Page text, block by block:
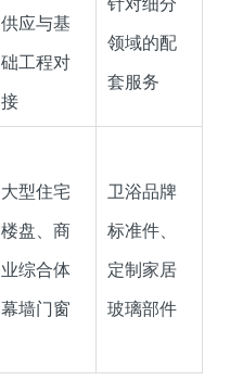
供应与基
础工程对
接
领域的配
套服务
大型住宅
楼盘、商
业综合体
幕墙门窗
卫浴品牌
标准件、
定制家居
玻璃部件